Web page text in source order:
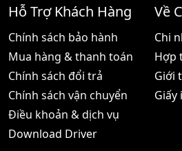
Hỗ Trợ Khách Hàng
Chính sách bảo hành
Mua hàng & thanh toán
Chính sách đổi trả
Chính sách vận chuyển
Điều khoản & dịch vụ
Download Driver
Về
Chi
Hợp
Giới
Giấy